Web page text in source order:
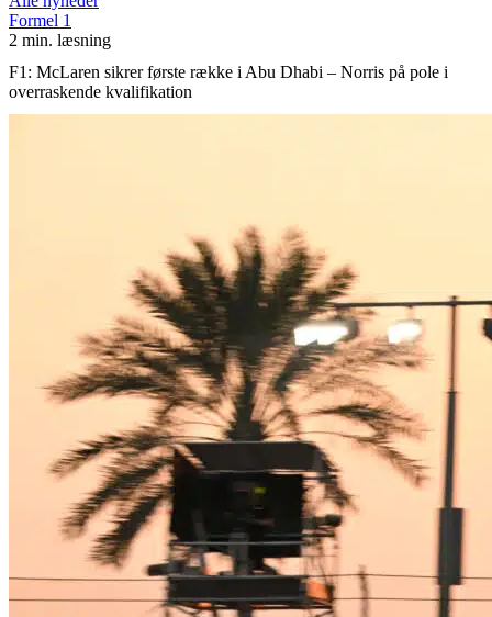
Formel 1
2 min. læsning
F1: McLaren sikrer første række i Abu Dhabi – Norris på pole i
overraskende kvalifikation